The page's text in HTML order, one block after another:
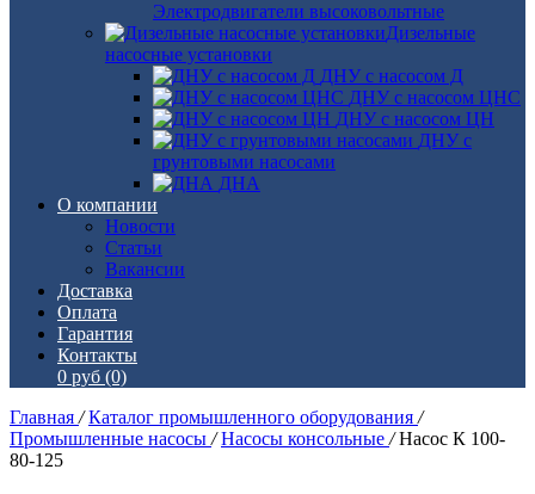
Электродвигатели высоковольтные
Дизельные
насосные установки
ДНУ с насосом Д
ДНУ с насосом ЦНС
ДНУ с насосом ЦН
ДНУ с
грунтовыми насосами
ДНА
О компании
Новости
Статьи
Вакансии
Доставка
Оплата
Гарантия
Контакты
0 руб (0)
Главная / Каталог промышленного оборудования /
Промышленные насосы / Насосы консольные / Насос К 100-
80-125